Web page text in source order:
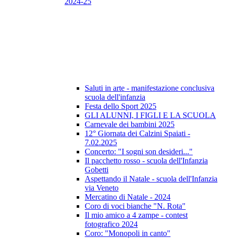
Saluti in arte - manifestazione conclusiva
scuola dell'infanzia
Festa dello Sport 2025
GLI ALUNNI, I FIGLI E LA SCUOLA
Carnevale dei bambini 2025
12° Giornata dei Calzini Spaiati -
7.02.2025
Concerto: "I sogni son desideri..."
Il pacchetto rosso - scuola dell'Infanzia
Gobetti
Aspettando il Natale - scuola dell'Infanzia
via Veneto
Mercatino di Natale - 2024
Coro di voci bianche "N. Rota"
Il mio amico a 4 zampe - contest
fotografico 2024
Coro: "Monopoli in canto"